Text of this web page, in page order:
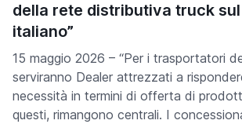
della rete distributiva truck
italiano”
15 maggio 2026 – “Per i trasportatori
serviranno Dealer attrezzati a
necessità in termini di offerta di
questi, rimangono centrali. I